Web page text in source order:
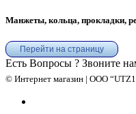
Манжеты, кольца, прокладки,
Перейти на страницу
Есть Вопросы ? Звоните
© Интернет магазин | ООО